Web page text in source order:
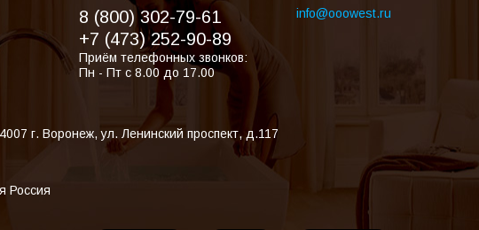
8 (800) 302-79-61
+7 (473) 252-90-89
Приём телефонных звонков:
Пн - Пт с 8.00 до 17.00
info@ooowest.ru
г. Воронеж,ул. Ленинский проспект, д.117
Россия